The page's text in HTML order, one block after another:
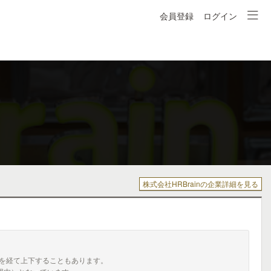
会員登録 ログイン
株式会社HRBrainの企業詳細を見る
て上下することもあります。